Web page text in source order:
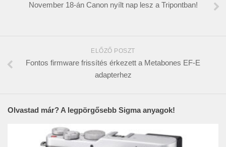
November 18-án Canon nyílt nap lesz a Tripontban!
ELŐZŐ POSZT
Fontos firmware frissítés érkezett a Metabones EF-E
adapterhez
Olvastad már? A legpörgősebb Sigma anyagok!